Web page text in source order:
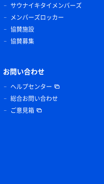
サウナイキタイメンバーズ
メンバーズロッカー
協賛施設
協賛募集
お問い合わせ
ヘルプセンター
総合お問い合わせ
ご意見箱